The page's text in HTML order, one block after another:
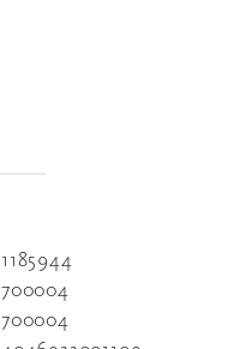
1185944
700004
700004